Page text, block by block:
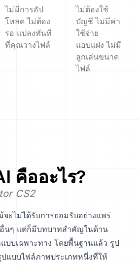
ไม่มีการอัป
โหลด ไม่ต้อง
รอ แปลงทันที
ที่คุณวางไฟล์
ไม่ต้องใช้
บัญชี ไม่มีค่า
ใช้จ่าย
แอบแฝง ไม่มี
ลูกเล่นขนาด
ไฟล์
คืออะไร?
CS2
ะไม่ได้รับการยอมรับอย่างแพร่
นๆ แต่ก็มีบทบาทสำคัญในด้าน
บบเฉพาะทาง โดยพื้นฐานแล้ว รูป
แบบไฟล์ภาพประเภทหนึ่งที่ให้